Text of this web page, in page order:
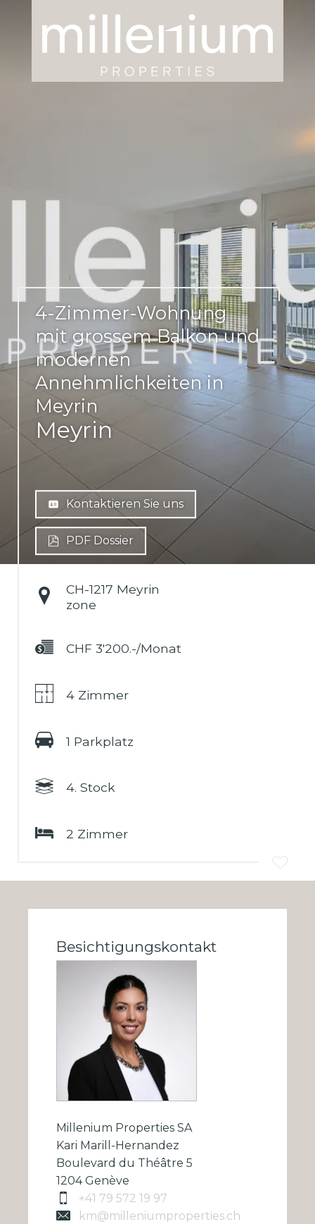
4-Zimmer-Wohnung
mit grossem Balkon und
modernen
Annehmlichkeiten in
Meyrin
Meyrin
Kontaktieren Sie uns
PDF Dossier
CH-1217 Meyrin
zone
CHF 3'200.-/Monat
4 Zimmer
1 Parkplatz
4. Stock
2 Zimmer
Besichtigungskontakt
Millenium Properties SA
Kari Marill-Hernandez
Boulevard du Théâtre 5
1204 Genève
+41 79 572 19 97
km@milleniumproperties.ch